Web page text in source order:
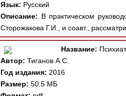
Язык: Русский
Описание: В практическом
Сторожакова Г.И., и соавт.,
Название:
Автор: Тиганов А.С.
Год издания: 2016
Размер: 50.5 МБ